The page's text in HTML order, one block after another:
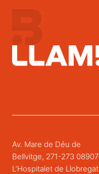
Av. Mare de Déu de
Bellvitge, 271-273 08907
L’Hospitalet de Llobregat